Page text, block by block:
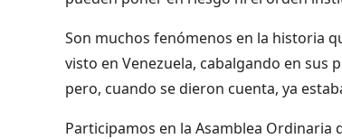
Son muchos fenómenos en la historia
visto en Venezuela, cabalgando en sus
pero, cuando se dieron cuenta, ya
Participamos en la Asamblea